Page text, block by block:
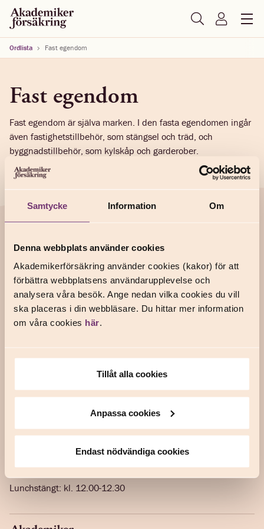
Samtycke Information Om
Denna webbplats använder cookies
Akademikerförsäkring använder cookies (kakor) för att
förbättra webbplatsens användarupplevelse och
analysera våra besök. Ange nedan vilka cookies du vill
ska placeras i din webbläsare. Du hittar mer information
om våra cookies här.
Tillåt alla cookies
Anpassa cookies
Endast nödvändiga cookies
Ordlista Fast egendom
Fast egendom
Fast egendom är själva marken. I den fasta egendomen ingår
även fastighetstillbehör, som stängsel och träd, och
byggnadstillbehör, som kylskåp och garderober.
Anmäl en skada
Frågor och svar
Kontakta oss
Prata försäkring med oss
Telefon: 0771-111 999
Lunchstängt: kl. 12.00-12.30